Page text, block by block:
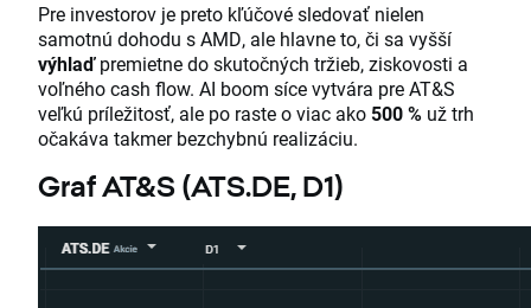
Pre investorov je preto kľúčové sledovať nielen
samotnú dohodu s AMD, ale hlavne to, či sa vyšší
výhlaďpremietne do skutočných tržieb, ziskovosti a
voľného cash flow. AI boom síce vytvára pre AT&S
veľkú príležitosť, ale po raste o viac ako 500 % už trh
očakáva takmer bezchybnú realizáciu.
GrafAT&S (ATS.DE, D1)